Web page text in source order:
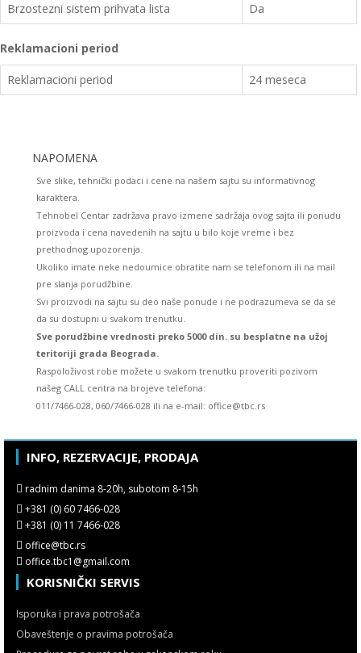
Brzostezni sistem prihvata lista
Da
Reklamacioni period
Reklamacioni period 24 meseca
NAPOMENA
Sve slike, tehnički podaci i cene na našem sajtu su informativnog
karaktera.
Tehnobel Centar zadržava pravo izmene sadržaja ovog sajta ili ponudu
proizvoda i cena navedenih na sajtu u bilo koje vreme i bez
prethodnog upozorenja.
Ukoliko imate neke nedoumice obratite nam se telefonom ili na mail
pre slanja porudžbine.
Svi proizvodi na sajtu su deo naše ponude i ne podrazumeva se da se
da su dostupni u svakom trenutku.
Sve porudžbine vrednosti preko 5000 din. su besplatne na užoj
teritoriji grada Beograda.
Raspoloživost robe možete u svakom trenutku proveriti pozivom
našeg CALL centra na brojeve telefona:
011/7466-028, 060/7466-028 ili na e-mail: office@tbc.rs
INFO, REZERVACIJE, PRODAJA
radnim danima 8-20h, subotom 8-15h
+381 (0) 60 7466-028
+381 (0) 11 7466-028
office@tbc.rs
office.tbc1@gmail.com
KORISNIČKI SERVIS
Isporuka i prava potrošača
Obaveštenje o pravima potrošača